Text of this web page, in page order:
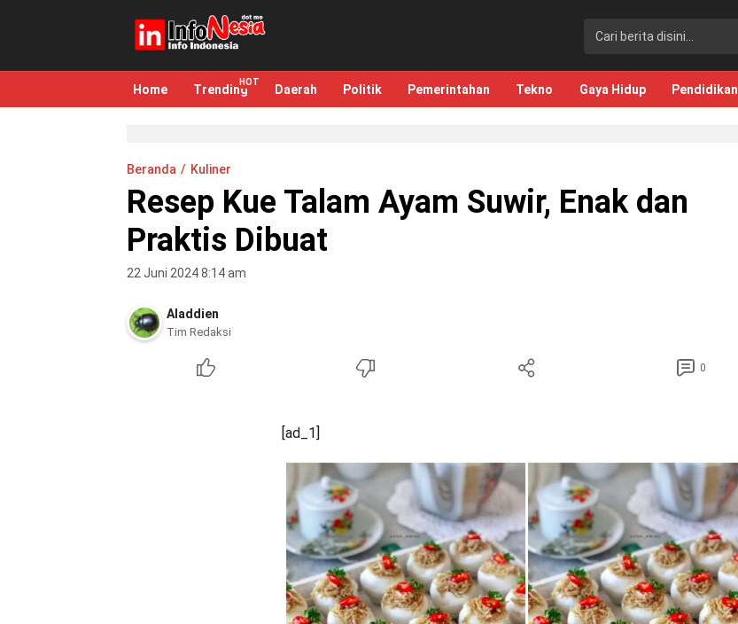
infonesia.me
Info Indonesia
Home Trending Daerah Politik Pemerintahan Tekno Gaya Hidup Pendidikan
Beranda Kuliner
Resep Kue Talam Ayam Suwir, Enak dan
Praktis Dibuat
22 Juni 2024 8:14 am
Aladdien
Tim Redaksi
0
[ad_1]